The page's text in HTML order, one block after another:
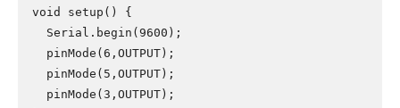
void setup() {